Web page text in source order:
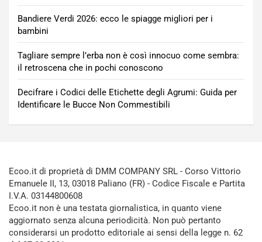
Bandiere Verdi 2026: ecco le spiagge migliori per i
bambini
Tagliare sempre l’erba non è così innocuo come sembra:
il retroscena che in pochi conoscono
Decifrare i Codici delle Etichette degli Agrumi: Guida per
Identificare le Bucce Non Commestibili
Ecoo.it di proprietà di DMM COMPANY SRL - Corso Vittorio
Emanuele II, 13, 03018 Paliano (FR) - Codice Fiscale e Partita
I.V.A. 03144800608
Ecoo.it non è una testata giornalistica, in quanto viene
aggiornato senza alcuna periodicità. Non può pertanto
considerarsi un prodotto editoriale ai sensi della legge n. 62